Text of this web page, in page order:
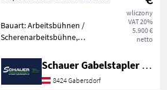
wliczony
VAT 20%
5.900 €
netto
Bauart: Arbeitsbühnen /
Scherenarbeitsbühne,
5800mm, Bauhöhe:
2135mm, Batterie: Trojan
PzS 24V Zustand: Neu,
Schauer Gabelstapler GmbH
8424 Gabersdorf